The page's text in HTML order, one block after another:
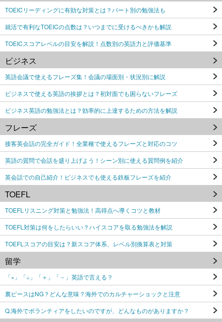
TOEICリーディングに有効な対策とは？パート別の勉強法も
就活で有利なTOEICの点数は？いつまでに受けるべきかも解説
TOEICスコアレベルの目安を解説！点数別の英語力と評価基準
ビジネス
英語会議で使えるフレーズ集！会議の場面別・状況別に解説
ビジネスで使える英語の挨拶とは？初対面でも困らないフレーズ
ビジネス英語の勉強法とは？効率的に上達するための方法を解説
フレーズ
接客英会話の完全ガイド！全業種で使えるフレーズと対応のコツ
英語の質問で会話を盛り上げよう！シーン別に使える質問例を紹介
英会話での自己紹介！ビジネスでも使える鉄板フレーズを紹介
TOEFL
TOEFLリスニング対策と勉強法！高得点へ導くコツと教材
TOEFL対策は何をしたらいい？ハイスコアを取る勉強法を解説
TOEFLスコアの目安は？新スコア体系、レベル別換算表と対策
留学
「×」「÷」「＋」「－」英語で言える？
裏ピースはNG？どんな意味？海外でのカルチャーショックと注意
Q.海外でボランティアをしたいのですが、どんなものがありますか？